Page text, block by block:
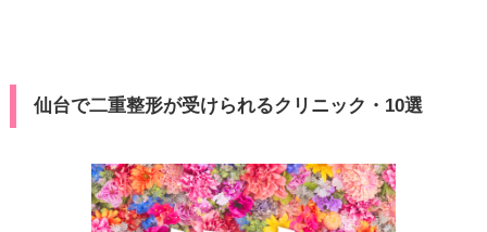
仙台で二重整形が受けられるクリニック・10選